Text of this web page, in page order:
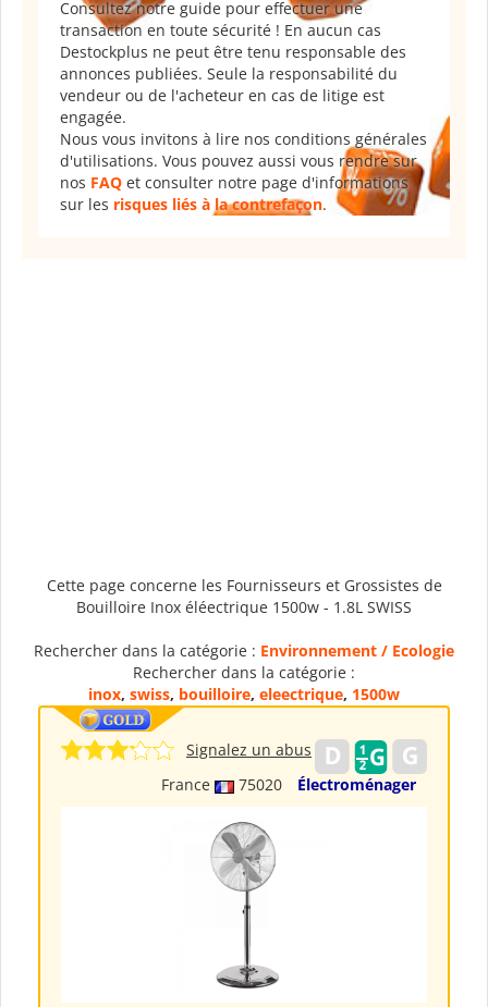
Consultez notre guide pour effectuer une
transaction en toute sécurité ! En aucun cas
Destockplus ne peut être tenu responsable des
annonces publiées. Seule la responsabilité du
vendeur ou de l'acheteur en cas de litige est
engagée.
Nous vous invitons à lire nos conditions générales
d'utilisations. Vous pouvez aussi vous rendre sur
nos FAQ et consulter notre page d'informations
sur les risques liés à la contrefaçon.
Cette page concerne les Fournisseurs et Grossistes de
Bouilloire Inox éléectrique 1500w - 1.8L SWISS
Rechercher dans la catégorie : Environnement / Ecologie
Rechercher dans la catégorie :
inox, swiss, bouilloire, eleectrique, 1500w
France 75020 Électroménager
Signalez un abus